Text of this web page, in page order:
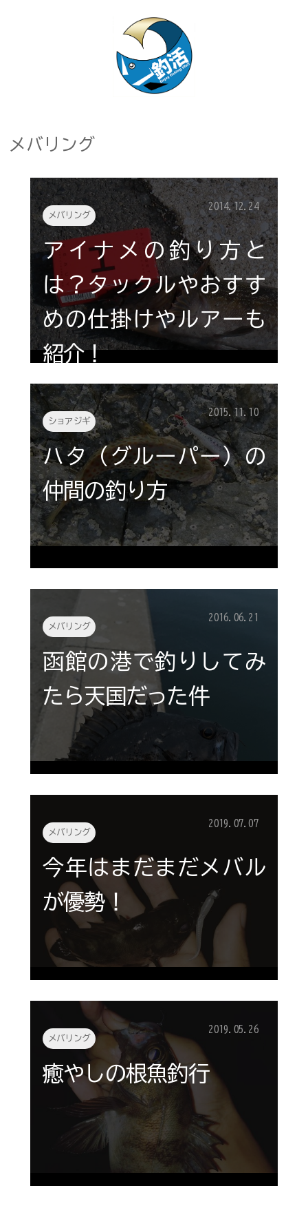
メバリング
メバリング
2014.12.24
アイナメの釣り方と
は？タックルやおすす
めの仕掛けやルアーも
紹介！
ショアジギ
2015.11.10
ハタ（グルーパー）の
仲間の釣り方
メバリング
2016.06.21
函館の港で釣りしてみ
たら天国だった件
メバリング
2019.07.07
今年はまだまだメバル
が優勢！
メバリング
2019.05.26
癒やしの根魚釣行